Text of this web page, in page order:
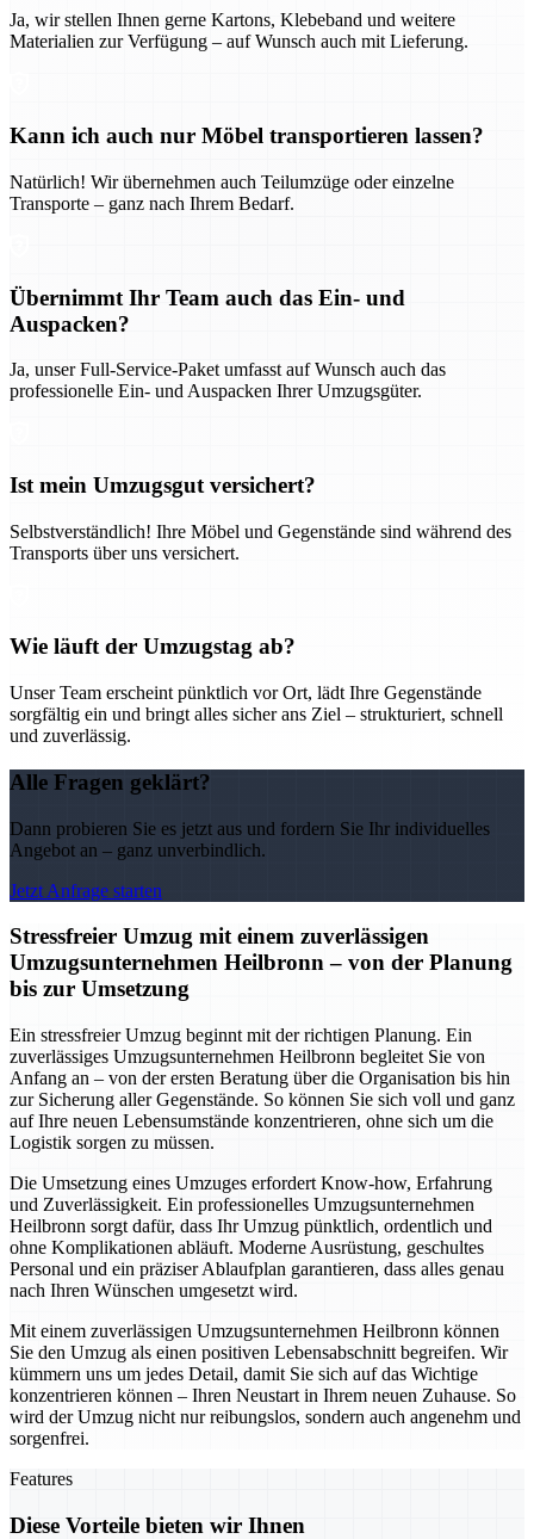
Ja, wir stellen Ihnen gerne Kartons, Klebeband und weitere
Materialien zur Verfügung – auf Wunsch auch mit Lieferung.
Kann ich auch nur Möbel transportieren lassen?
Natürlich! Wir übernehmen auch Teilumzüge oder einzelne
Transporte – ganz nach Ihrem Bedarf.
Übernimmt Ihr Team auch das Ein- und
Auspacken?
Ja, unser Full-Service-Paket umfasst auf Wunsch auch das
professionelle Ein- und Auspacken Ihrer Umzugsgüter.
Ist mein Umzugsgut versichert?
Selbstverständlich! Ihre Möbel und Gegenstände sind während des
Transports über uns versichert.
Wie läuft der Umzugstag ab?
Unser Team erscheint pünktlich vor Ort, lädt Ihre Gegenstände
sorgfältig ein und bringt alles sicher ans Ziel – strukturiert, schnell
und zuverlässig.
Alle Fragen geklärt?
Dann probieren Sie es jetzt aus und fordern Sie Ihr individuelles
Angebot an – ganz unverbindlich.
Jetzt Anfrage starten
Stressfreier Umzug mit einem zuverlässigen
Umzugsunternehmen Heilbronn – von der Planung
bis zur Umsetzung
Ein stressfreier Umzug beginnt mit der richtigen Planung. Ein
zuverlässiges Umzugsunternehmen Heilbronn begleitet Sie von
Anfang an – von der ersten Beratung über die Organisation bis hin
zur Sicherung aller Gegenstände. So können Sie sich voll und ganz
auf Ihre neuen Lebensumstände konzentrieren, ohne sich um die
Logistik sorgen zu müssen.
Die Umsetzung eines Umzuges erfordert Know-how, Erfahrung
und Zuverlässigkeit. Ein professionelles Umzugsunternehmen
Heilbronn sorgt dafür, dass Ihr Umzug pünktlich, ordentlich und
ohne Komplikationen abläuft. Moderne Ausrüstung, geschultes
Personal und ein präziser Ablaufplan garantieren, dass alles genau
nach Ihren Wünschen umgesetzt wird.
Mit einem zuverlässigen Umzugsunternehmen Heilbronn können
Sie den Umzug als einen positiven Lebensabschnitt begreifen. Wir
kümmern uns um jedes Detail, damit Sie sich auf das Wichtige
konzentrieren können – Ihren Neustart in Ihrem neuen Zuhause. So
wird der Umzug nicht nur reibungslos, sondern auch angenehm und
sorgenfrei.
Features
Diese Vorteile bieten wir Ihnen